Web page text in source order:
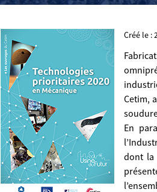
Créé le :
Cetim,
En
dont la